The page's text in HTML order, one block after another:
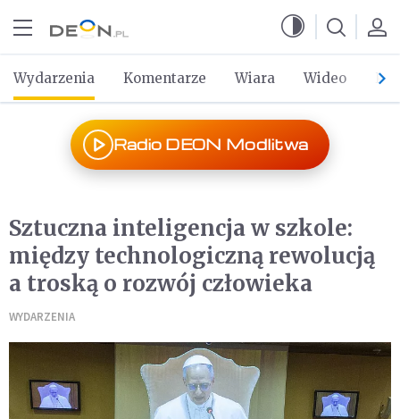
Wydarzenia Komentarze Wiara Wideo Po
Radio DEON Modlitwa
Sztuczna inteligencja w szkole:
między technologiczną rewolucją
a troską o rozwój człowieka
WYDARZENIA